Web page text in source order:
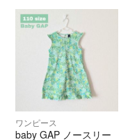
ワンピース
baby GAP ノースリー